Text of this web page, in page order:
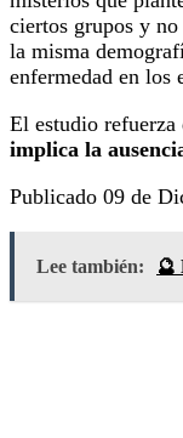
ciertos grupos y no
la misma
enfermedad en los
El estudio refuerza
implica la
Publicado 09 de
Lee también: 🔮